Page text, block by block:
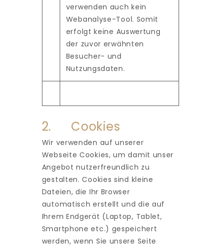
verwenden auch kein
Webanalyse-Tool. Somit
erfolgt keine Auswertung
der zuvor erwähnten
Besucher- und
Nutzungsdaten.
2. Cookies
Wir verwenden auf unserer
Webseite Cookies, um damit unser
Angebot nutzerfreundlich zu
gestalten. Cookies sind kleine
Dateien, die Ihr Browser
automatisch erstellt und die auf
Ihrem Endgerät (Laptop, Tablet,
Smartphone etc.) gespeichert
werden, wenn Sie unsere Seite